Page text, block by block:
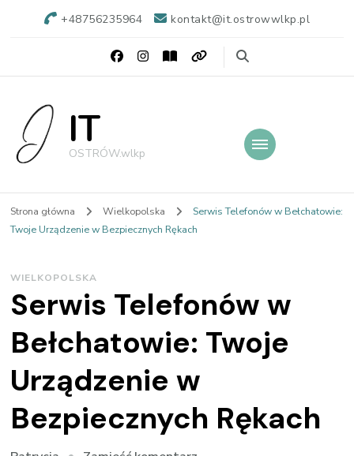
+48756235964 kontakt@it.ostrowwlkp.pl
IT
OSTRÓW.wlkp
Strona główna Wielkopolska
Serwis Telefonów w Bełchatowie:
Twoje Urządzenie w Bezpiecznych Rękach
WIELKOPOLSKA
Serwis Telefonów w
Bełchatowie: Twoje
Urządzenie w
Bezpiecznych Rękach